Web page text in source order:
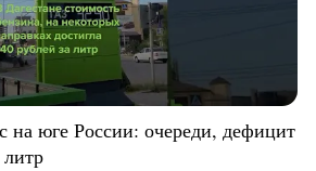
на юге России: очереди, дефицит